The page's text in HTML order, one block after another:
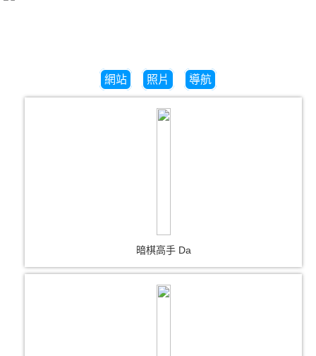
網站 照片 導航
暗棋高手 Da